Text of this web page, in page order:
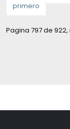
primero
Pagina 797 de